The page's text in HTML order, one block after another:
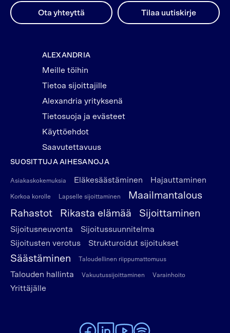
Ota yhteyttä Tilaa uutiskirje
ALEXANDRIA
Meille töihin
Tietoa sijoittajille
Alexandria yrityksenä
Tietosuoja ja evästeet
Käyttöehdot
Saavutettavuus
SUOSITTUJA AIHESANOJA
Asiakaskokemuksia Eläkesäästäminen Hajauttaminen
Korkoa korolle Lapselle sijoittaminen
Maailmantalous
Rahastot
Rikasta elämää Sijoittaminen
Sijoitusneuvonta
Sijoitussuunnitelma
Sijoitusten verotus
Strukturoidut sijoitukset
Säästäminen Taloudellinen riippumattomuus
Talouden hallinta Vakuutussijoittaminen Varainhoito
Yrittäjälle